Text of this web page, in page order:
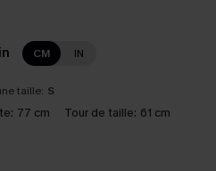
CM IN
taille: S
77 cm Tour de taille: 61 cm